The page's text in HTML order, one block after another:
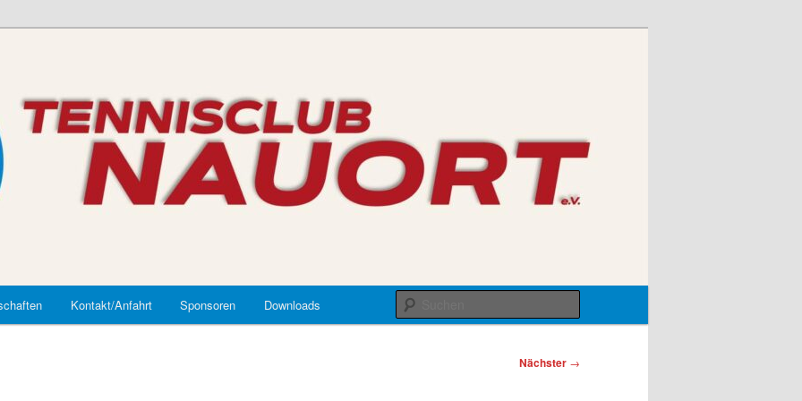
Kontakt/Anfahrt Sponsoren Downloads
Nächster →